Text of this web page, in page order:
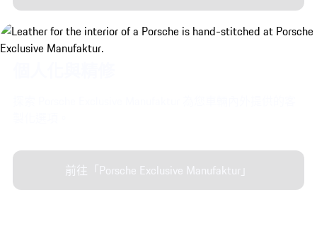
前往「Porsche Exclusive Manufaktur」